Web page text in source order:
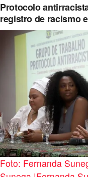
Protocolo
registro de racismo
Foto: Fernanda